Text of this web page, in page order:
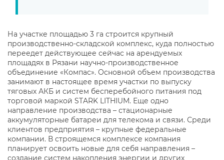
На участке площадью 3 га строится крупный
производственно-складской комплекс, куда полностью
переедет действующее сейчас на арендуемых
площадях в Рязани научно-производственное
объединение «Компас». Основной объем производства
занимают в настоящее время участки по выпуску
тяговых АКБ и систем бесперебойного питания под
торговой маркой STARK LITHIUM. Еще одно
направление производства – стационарные
аккумуляторные батареи для телекома и связи. Среди
клиентов предприятия – крупные федеральные
компании. В строящемся комплексе компания
планирует освоить новые для себя направления –